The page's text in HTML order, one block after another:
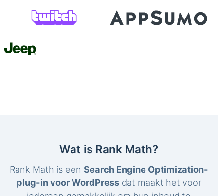
Wat is Rank Math?
Rank Math is een Search Engine Optimization-
plug-in voor WordPress dat maakt het voor